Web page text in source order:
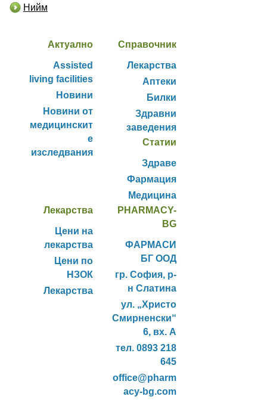
Нийм
Актуално
Assisted
living facilities
Новини
Новини от
медицинскит
е
изследвания
Справочник
Лекарства
Аптеки
Билки
Здравни
заведения
Статии
Здраве
Фармация
Медицина
Лекарства
Цени на
лекарства
Цени по
НЗОК
Лекарства
PHARMACY-
BG
ФАРМАСИ
БГ ООД
гр. София, р-
н Слатина
ул. „Христо
Смирненски“
6, вх. А
тел. 0893 218
645
office@pharm
acy-bg.com